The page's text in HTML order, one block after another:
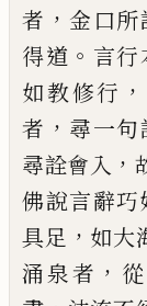
者 ， 金口所
得道 。 言行
如教修行 ，
者 ， 尋一句
尋詮會入 ，
佛說言辭巧
具足 ， 如大
涌泉者 ，